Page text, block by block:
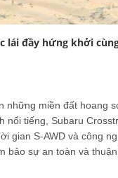
lái đầy hứng khởi
những miền đất hoang
nổi tiếng, Subaru
gian S-AWD và công
bảo sự an toàn và